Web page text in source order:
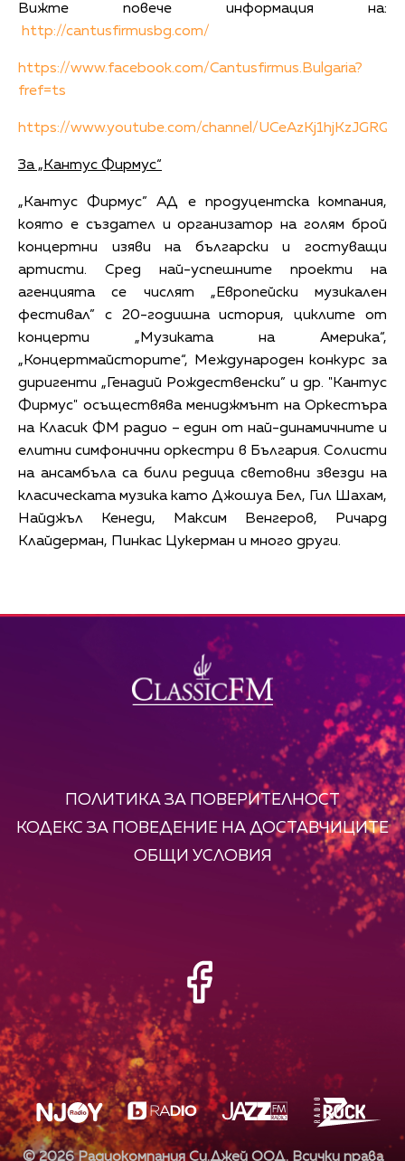
Вижте повече информация на:
http://cantusfirmusbg.com/
https://www.facebook.com/Cantusfirmus.Bulgaria?
fref=ts
https://www.youtube.com/channel/
За „Кантус Фирмус“
„Кантус Фирмус” АД е продуцентска компания,
която е създател и организатор на голям брой
концертни изяви на български и гостуващи
артисти. Сред най-успешните проекти на
агенцията се числят „Европейски музикален
фестивал” с 20-годишна история, циклите от
концерти „Музиката на Америка“,
„Концертмайсторите“, Международен конкурс за
диригенти „Генадий Рождественски” и др. "Кантус
Фирмус" осъществява мениджмънт на Оркестъра
на Класик ФМ радио – един от най-динамичните и
елитни симфонични оркестри в България. Солисти
на ансамбъла са били редица световни звезди на
класическата музика като Джошуа Бел, Гил Шахам,
Найджъл Кенеди, Максим Венгеров, Ричард
Клайдерман, Пинкас Цукерман и много други.
ПОЛИТИКА ЗА ПОВЕРИТЕЛНОСТ
КОДЕКС ЗА ПОВЕДЕНИЕ НА ДОСТАВЧИЦИТЕ
ОБЩИ УСЛОВИЯ
©2026Радиокомпания Си.Джей ООД. Всички права